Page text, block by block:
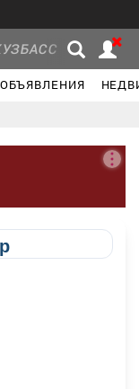
ОБЪЯВЛЕНИЯ
Услуги